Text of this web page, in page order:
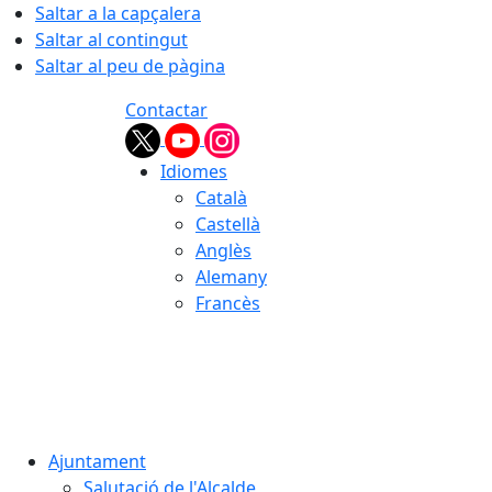
Saltar a la capçalera
Saltar al contingut
Saltar al peu de pàgina
Contactar
Idiomes
Català
Castellà
Anglès
Alemany
Francès
Ajuntament